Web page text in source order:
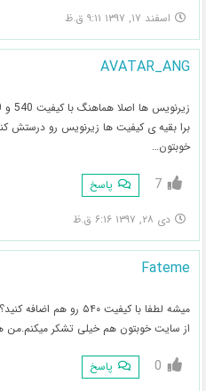
اسفند ۱۷, ۱۳۹۷ ۹:۱۱ ق.ظ
AVATAR_ANG
برا بقیه ی کیفیت ها زیرنویس رو درستش
خوبتون…
7 پاسخ
دی ۲۸, ۱۳۹۷ ۶:۱۶ ق.ظ
Fateme
میشه لطفا با کیفیت ۵۴۰ رو هم اضافه کنید؟
از سایت خوبتون هم خیلی تشکر میکنم.من
0 پاسخ